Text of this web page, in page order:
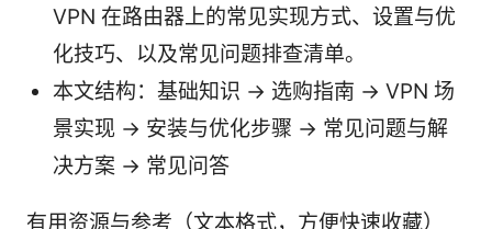
VPN 在路由器上的常见实现方式、设置与优
化技巧、以及常见问题排查清单。
本文结构：基础知识 → 选购指南 → VPN 场
景实现 → 安装与优化步骤 → 常见问题与解
决方案 → 常见问答
有用资源与参考（文本格式，方便快速收藏）